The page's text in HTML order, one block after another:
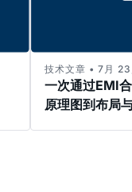
一次通过EMI
原理图到布局
技术文章 • 7月